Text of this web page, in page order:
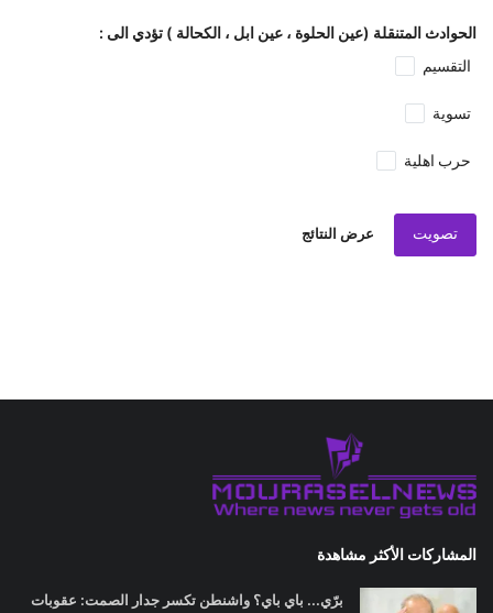
الحوادث المتنقلة (عين الحلوة ، عين ابل ، الكحالة ) تؤدي الى :
التقسيم
تسوية
حرب اهلية
تصويت عرض النتائج
المشاركات الأكثر مشاهدة
برّي... باي باي؟ واشنطن تكسر جدار الصمت: عقوبات